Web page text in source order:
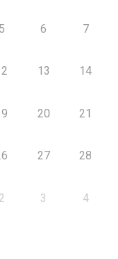
5 6 7
13 14
20 21
27 28
2 3 4